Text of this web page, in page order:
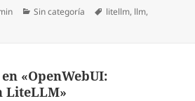
Categorías
Sin categoría Etiquetas
litellm, llm,
«OpenWebUI:
LiteLLM»